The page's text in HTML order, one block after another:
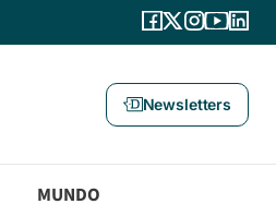
Newsletters
MUNDO